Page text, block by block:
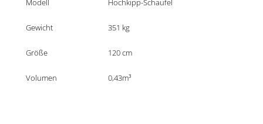
Modell Hochkipp-Schaufel
Gewicht 351 kg
Größe 120 cm
Volumen 0,43m³